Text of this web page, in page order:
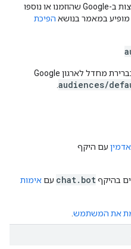
מוגדרת גישה, רק משתמשים או קבוצות ב-Google שהוזמנו או נוספו
מופיע במאמר בנושא הפיכת
כדי להשתמש בקהל היעד שמוגדר כברירת מחדל לארגון Google
audiences/
עם היקף
בהיקףchat.bot עם אימות
את המשתמש